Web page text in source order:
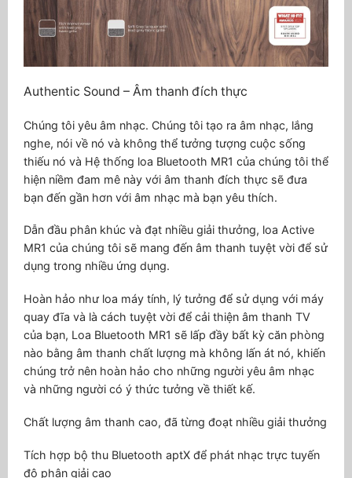
Authentic Sound – Âm thanh đích thực
Chúng tôi yêu âm nhạc. Chúng tôi tạo ra âm nhạc, lắng
nghe, nói về nó và không thể tưởng tượng cuộc sống
thiếu nó và Hệ thống loa Bluetooth MR1 của chúng tôi thể
hiện niềm đam mê này với âm thanh đích thực sẽ đưa
bạn đến gần hơn với âm nhạc mà bạn yêu thích.
Dẫn đầu phân khúc và đạt nhiều giải thưởng, loa Active
MR1 của chúng tôi sẽ mang đến âm thanh tuyệt vời để sử
dụng trong nhiều ứng dụng.
Hoàn hảo như loa máy tính, lý tưởng để sử dụng với máy
quay đĩa và là cách tuyệt vời để cải thiện âm thanh TV
của bạn, Loa Bluetooth MR1 sẽ lấp đầy bất kỳ căn phòng
nào bằng âm thanh chất lượng mà không lấn át nó, khiến
chúng trở nên hoàn hảo cho những người yêu âm nhạc
và những người có ý thức tưởng về thiết kế.
Chất lượng âm thanh cao, đã từng đoạt nhiều giải thưởng
Tích hợp bộ thu Bluetooth aptX để phát nhạc trực tuyến
độ phân giải cao